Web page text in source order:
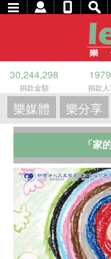
30,244,298
捐款金額 捐款
樂媒體 樂分享
「家